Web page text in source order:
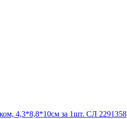
4,3*8,8*10см за 1шт. СЛ 2291358